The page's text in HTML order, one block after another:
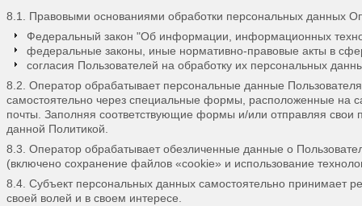
8.1. Правовыми основаниями обработки персональных данных
Федеральный закон "Об информации, информационных
федеральные законы, иные нормативно-правовые акты в
согласия Пользователей на обработку их персональных
8.2. Оператор обрабатывает персональные данные
самостоятельно через специальные формы, расположенные на
почты. Заполняя соответствующие формы и/или отправляя свои
данной Политикой.
8.3. Оператор обрабатывает обезличенные данные о
(включено сохранение файлов «cookie» и использование
8.4. Субъект персональных данных самостоятельно принимает
своей волей и в своем интересе.